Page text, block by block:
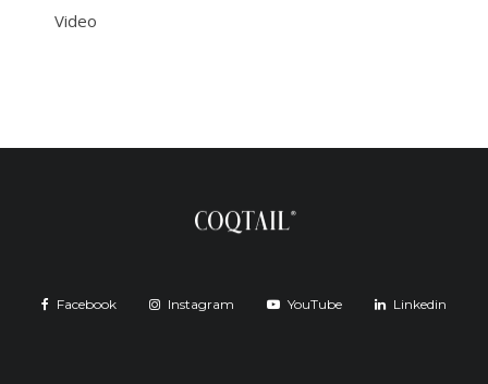
Video
Facebook Instagram YouTube Linkedin